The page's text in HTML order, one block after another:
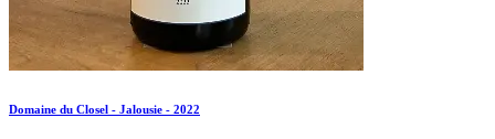
Domaine du Closel - Jalousie - 2022